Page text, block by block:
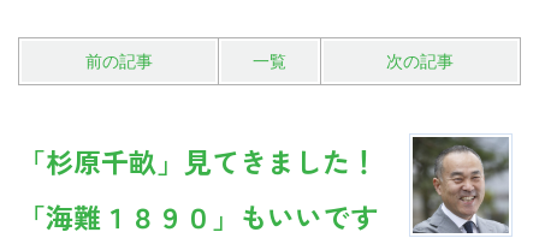
前の記事 一覧 次の記事
「杉原千畝」見てきました！
「海難１８９０」もいいです